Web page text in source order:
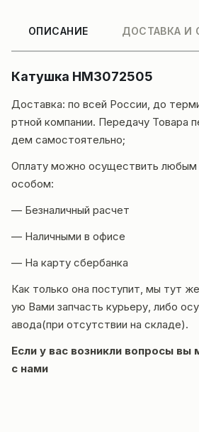
ОПИСАНИЕ ДОСТАВКА И
Катушка НМ3072505
Доставка: по всей России, до
ртной компании. Передачу Товара
дем самостоятельно;
Оплату можно осуществить любым
особом:
— Безналичный расчет
— Наличными в офисе
— На карту сбербанка
Как только она поступит, мы тут
ую Вами запчасть курьеру, либо
авода(при отсутствии на складе).
Если у вас возникли вопросы вы
с нами